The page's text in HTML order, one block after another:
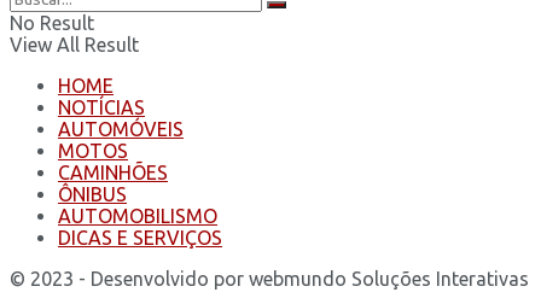
No Result
View All Result
HOME
NOTÍCIAS
AUTOMÓVEIS
MOTOS
CAMINHÕES
ÔNIBUS
AUTOMOBILISMO
DICAS E SERVIÇOS
© 2023 - Desenvolvido por webmundo Soluções Interativas